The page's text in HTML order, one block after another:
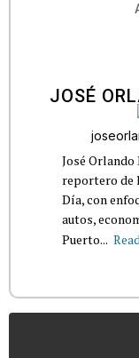
JOSÉ
José
reportero de
Día, con
autos,
Puerto...